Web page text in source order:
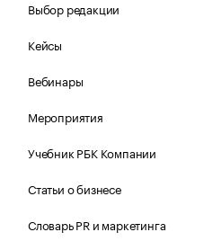
Выбор редакции
Кейсы
Вебинары
Мероприятия
Учебник РБК Компании
Статьи о бизнесе
Словарь PR и маркетинга